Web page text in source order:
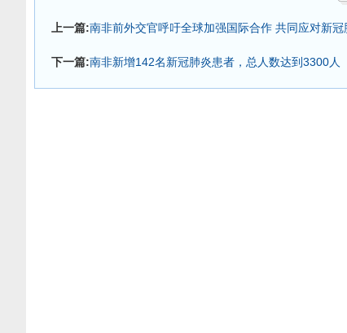
上一篇:南非前外交官呼吁全球加强国际合作 共同应对新冠
下一篇:南非新增142名新冠肺炎患者，总人数达到3300人